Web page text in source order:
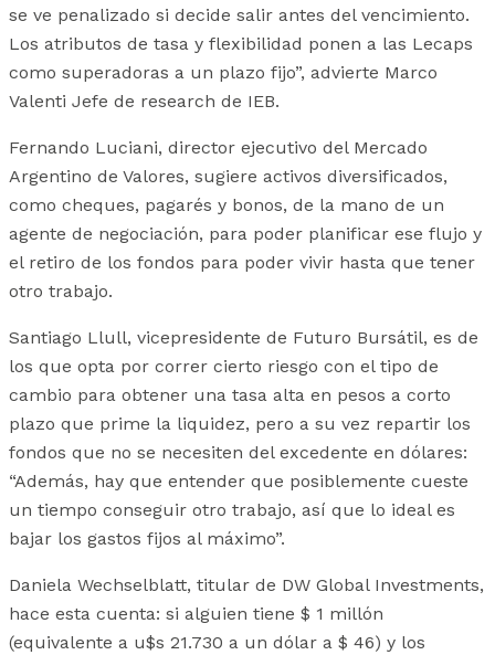
se ve penalizado si decide salir antes del vencimiento.
Los atributos de tasa y flexibilidad ponen a las Lecaps
como superadoras a un plazo fijo”, advierte Marco
Valenti Jefe de research de IEB.
Fernando Luciani, director ejecutivo del Mercado
Argentino de Valores, sugiere activos diversificados,
como cheques, pagarés y bonos, de la mano de un
agente de negociación, para poder planificar ese flujo y
el retiro de los fondos para poder vivir hasta que tener
otro trabajo.
Santiago Llull, vicepresidente de Futuro Bursátil, es de
los que opta por correr cierto riesgo con el tipo de
cambio para obtener una tasa alta en pesos a corto
plazo que prime la liquidez, pero a su vez repartir los
fondos que no se necesiten del excedente en dólares:
“Además, hay que entender que posiblemente cueste
un tiempo conseguir otro trabajo, así que lo ideal es
bajar los gastos fijos al máximo”.
Daniela Wechselblatt, titular de DW Global Investments,
hace esta cuenta: si alguien tiene $ 1 millón
(equivalente a u$s 21.730 a un dólar a $ 46) y los